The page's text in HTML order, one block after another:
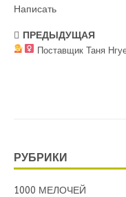
Написать
ПРЕДЫДУЩАЯ
Поставщик Таня
РУБРИКИ
1000 МЕЛОЧЕЙ